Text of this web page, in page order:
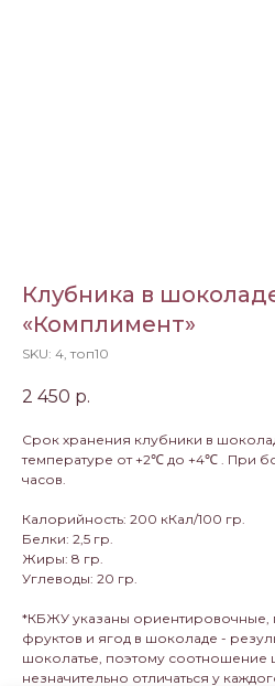
Клубника в
«Комплимент»
SKU: 4, топ10
2 450 р.
Срок хранения клубники в
температуре от +2℃ до +4℃ . При
часов.
Калорийность: 200 кКал/100 гр.
Белки: 2,5 гр.
Жиры: 8 гр.
Углеводы: 20 гр.
*КБЖУ указаны ориентировочные,
фруктов и ягод в шоколаде -
шоколатье, поэтому соотношение
незначительно отличаться у